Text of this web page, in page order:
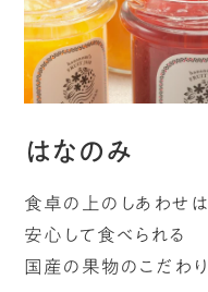
はなのみ
食卓の上のしあわせは
安心して食べられる
国産の果物のこだわ